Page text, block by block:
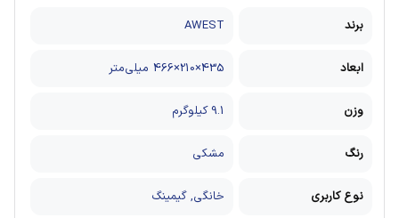
برند AWEST
ابعاد 435×210×466 میلی‌متر
وزن 9.1 کیلوگرم
رنگ مشکی
نوع کاربری خانگی, گیمینگ